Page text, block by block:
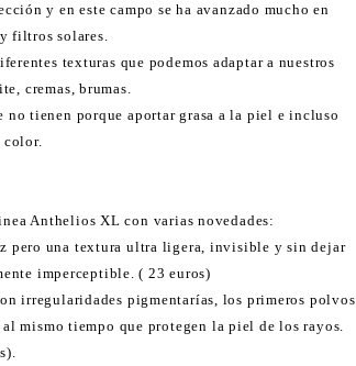
y en este campo se ha avanzado mucho en
filtros solares.
texturas que podemos adaptar a nuestros
cremas, brumas.
no tienen porque aportar grasa a la piel e incluso
color.
Anthelios XL con varias novedades:
pero una textura ultra ligera, invisible y sin dejar
imperceptible. ( 23 euros)
irregularidades pigmentarías, los primeros polvos
mismo tiempo que protegen la piel de los rayos.